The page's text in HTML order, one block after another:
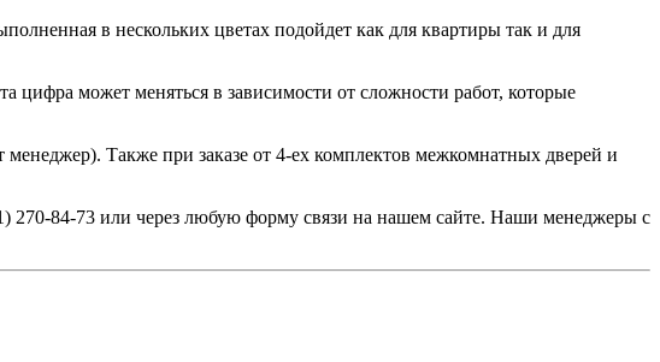
в нескольких цветах подойдет как для квартиры так и для
может меняться в зависимости от сложности работ, которые
Также при заказе от 4-ех комплектов межкомнатных дверей и
270-84-73 или через любую форму связи на нашем сайте. Наши менеджеры с